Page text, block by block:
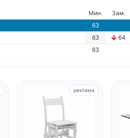
Мин. Зам.
63
63 64
63
реклама